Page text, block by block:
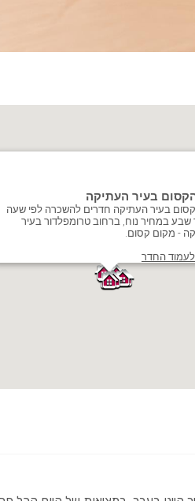
בעיר העתיקה
בעיר העתיקה חדרים להשכרה לפי שעה
במחיר נוח, ברחוב טרומפלדור בעיר
- מקום קסום.
לעמוד החדר